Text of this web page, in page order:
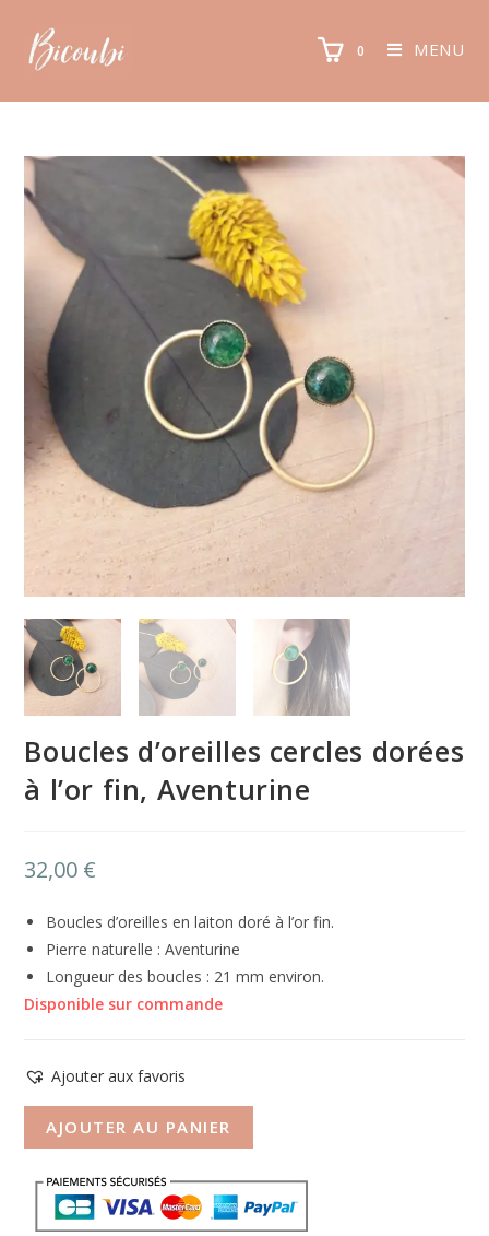
0 MENU
Boucles d’oreilles cercles dorées
à l’or fin, Aventurine
32,00 €
Boucles d’oreilles en laiton doré à l’or fin.
Pierre naturelle : Aventurine
Longueur des boucles : 21 mm environ.
Disponible sur commande
Ajouter aux favoris
AJOUTER AU PANIER